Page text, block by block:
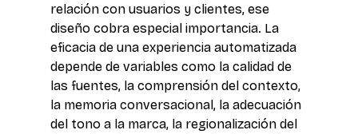
relación con usuarios y clientes, ese
diseño cobra especial importancia. La
eficacia de una experiencia automatizada
depende de variables como la calidad de
las fuentes, la comprensión del contexto,
la memoria conversacional, la adecuación
del tono a la marca, la regionalización del